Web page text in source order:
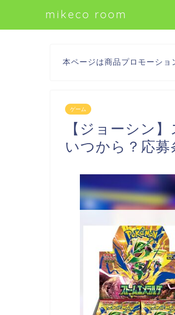
mikeco room
本ページは商品プロモーショ
ゲーム
【ジョーシン
いつから？応